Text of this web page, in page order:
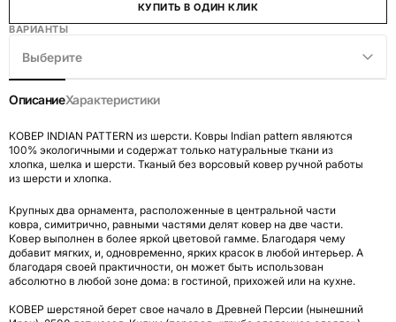
КУПИТЬ В ОДИН КЛИК
ВАРИАНТЫ
Выберите
ОписаниеХарактеристики
КОВЕР INDIAN PATTERN из шерсти. Ковры Indian pattern являются
100% экологичными и содержат только натуральные ткани из
хлопка, шелка и шерсти. Тканый без ворсовый ковер ручной работы
из шерсти и хлопка.
Крупных два орнамента, расположенные в центральной части
ковра, симитрично, равными частями делят ковер на две части.
Ковер выполнен в более яркой цветовой гамме. Благодаря чему
добавит мягких, и, одновременно, ярких красок в любой интерьер. А
благодаря своей практичности, он может быть использован
абсолютно в любой зоне дома: в гостиной, прихожей или на кухне.
КОВЕР шерстяной берет свое начало в Древней Персии (нынешний